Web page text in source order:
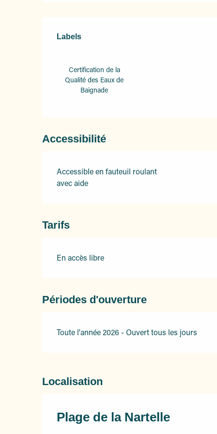
Offres de
Labels
Labels
Certification de la
Qualité des Eaux de
Baignade
Accessibilité
Accessible en fauteuil roulant
avec aide
Tarifs
En accès libre
Périodes d'ouverture
Toute l'année 2026 - Ouvert tous les jours
Localisation
Plage de la Nartelle